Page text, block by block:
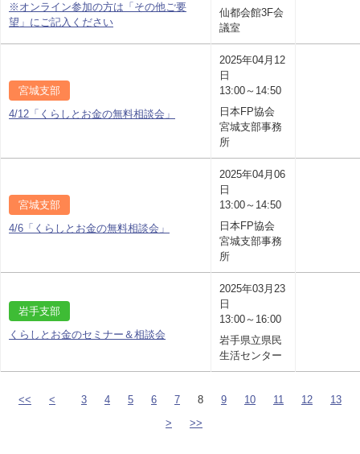
※オンライン参加の方は「その他ご要
望」にご記入ください
仙都会館3F会
議室
宮城支部
4/12「くらしとお金の無料相談会」
2025年04月12
日
13:00～14:50
日本FP協会
宮城支部事務
所
宮城支部
4/6「くらしとお金の無料相談会」
2025年04月06
日
13:00～14:50
日本FP協会
宮城支部事務
所
岩手支部
くらしとお金のセミナー＆相談会
2025年03月23
日
13:00～16:00
岩手県立県民
生活センター
<< < 3 4 5 6 7 8 9 10 11 12
13
>
>>